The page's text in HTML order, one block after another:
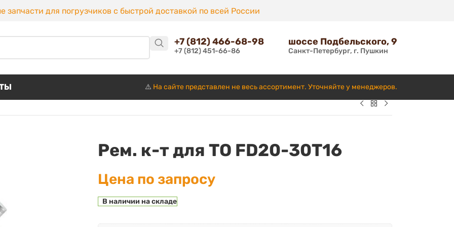
запчасти для погрузчиков с быстрой доставкой по всей России
+7 (812) 466-68-98
+7 (812) 451-66-86
шоссе Подбельского, 9
Санкт-Петербург, г. Пушкин
⚠️ На сайте представлен не весь ассортимент. Уточняйте у менеджеров.
Рем. к-т для ТО FD20-30T16
Цена по запросу
В наличии на складе